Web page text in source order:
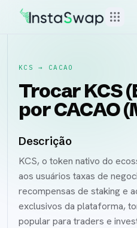
KCS → CACAO
Trocar KCS
por CACAO
Descrição
KCS, o token nativo do
aos usuários taxas de
recompensas de staking e
exclusivos da plataforma,
popular para traders e